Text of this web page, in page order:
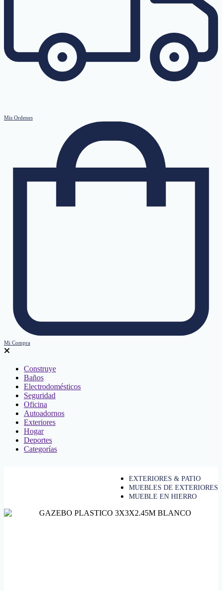
Mis Ordenes
Mi Compra
Construye
Baños
Electrodomésticos
Seguridad
Oficina
Autoadornos
Exteriores
Hogar
Deportes
Categorías
EXTERIORES & PATIO
MUEBLES DE EXTERIORES
MUEBLE EN HIERRO